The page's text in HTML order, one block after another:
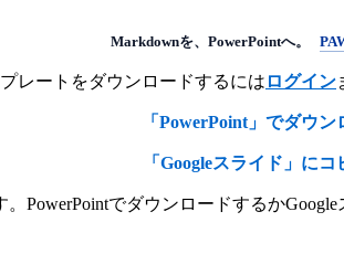
Markdownを、PowerPointへ。
レートをダウンロードするには ログイン
「PowerPoint」でダウン
「Googleスライド」に
PowerPointでダウンロードするか